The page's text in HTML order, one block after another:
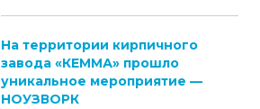
На территории кирпичного
завода «КЕММА» прошло
уникальное мероприятие —
НОУЗВОРК